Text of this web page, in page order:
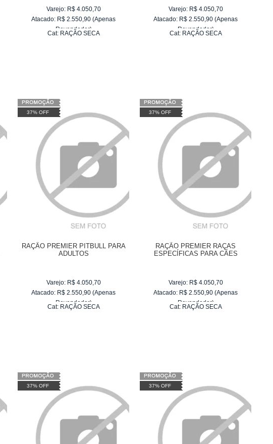
Varejo: R$ 4.050,70
Atacado: R$ 2.550,90 (Apenas
Revendedor)
R$ 255,09
Cat: RAÇÃO SECA
Varejo: R$ 4.050,70
Atacado: R$ 2.550,90 (Apenas
Revendedor)
R$ 255,09
Cat: RAÇÃO SECA
37% OFF
RAÇÃO PREMIER PITBULL PARA
ADULTOS
Varejo: R$ 4.050,70
Atacado: R$ 2.550,90 (Apenas
Revendedor)
R$ 255,09
Cat: RAÇÃO SECA
37% OFF
RAÇÃO PREMIER RAÇAS
ESPECÍFICAS PARA CÃES
Varejo: R$ 4.050,70
Atacado: R$ 2.550,90 (Apenas
Revendedor)
R$ 255,09
Cat: RAÇÃO SECA
37% OFF 37% OFF